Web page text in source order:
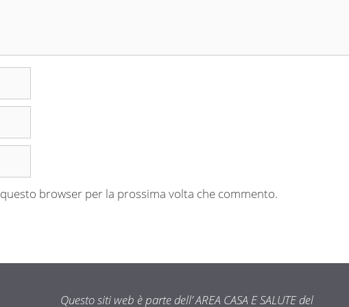
browser per la prossima volta che commento.
Questo siti web è parte dell’ AREA CASA E SALUTE del